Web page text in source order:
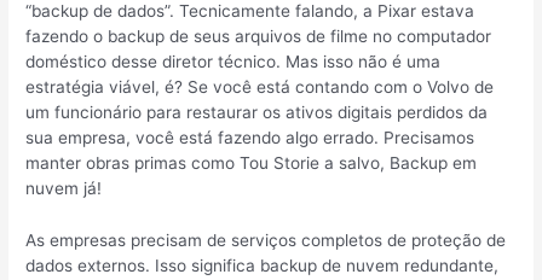
“backup de dados”. Tecnicamente falando, a Pixar estava
fazendo o backup de seus arquivos de filme no computador
doméstico desse diretor técnico. Mas isso não é uma
estratégia viável, é? Se você está contando com o Volvo de
um funcionário para restaurar os ativos digitais perdidos da
sua empresa, você está fazendo algo errado. Precisamos
manter obras primas como Tou Storie a salvo, Backup em
nuvem já!
As empresas precisam de serviços completos de proteção de
dados externos. Isso significa backup de nuvem redundante,